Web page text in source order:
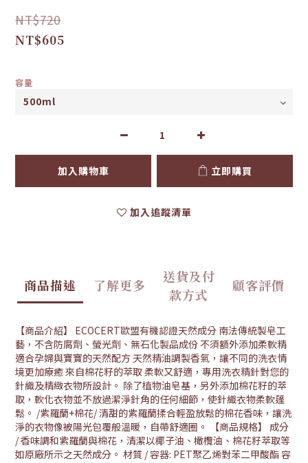
NT$720
NT$605
容量
加入購物車 立即購買
加入追蹤清單
商品描述 了解更多
送貨及付
款方式
顧客評價
【商品介紹】 ECOCERT歐盟有機認證天然成分 南法傳統製皂工
藝，不含防腐劑、螢光劑、無石化製品成份 不須額外添加柔軟精
適合孕婦與寶寶的天然配方 天然精油調製香氣，讓不同的洗衣情
境更加療癒 來自棉花籽的萃取 柔軟又舒適，專用洗衣精針對您的
針織及精緻衣物所設計。 除了植物油皂基，另外添加棉花籽的萃
取，軟化衣物並不放過潔淨針角的任何細節，使針織衣物柔軟蓬
鬆。 /紫羅蘭+棉花/ 清甜的紫羅蘭揉合輕盈放鬆的棉花香味，讓洗
淨的衣物像被陽光包覆般溫暖，自帶舒適圈。 【商品規格】 成分
/ 香味調和紫羅蘭與棉花，清潔以椰子油、橄欖油、棉花籽萃取等
如原廠所示之天然成分。 材質 / 容器: PET聚乙烯對苯二甲酸酯 容